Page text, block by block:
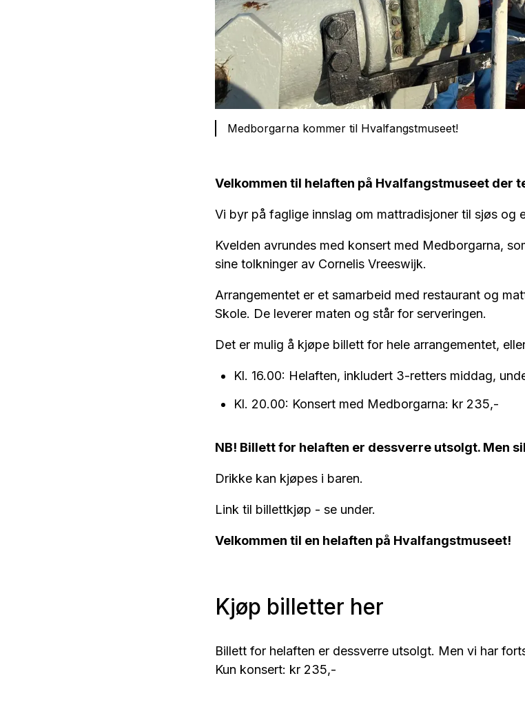
Medborgarna kommer til Hvalfangstmuseet!
Velkommen til helaften på Hvalfangstmuseet der
Vi byr på faglige innslag om mattradisjoner til sjøs og
Kvelden avrundes med konsert med Medborgarna,
sine tolkninger av Cornelis Vreeswijk.
Arrangementet er et samarbeid med restaurant og
Skole. De leverer maten og står for serveringen.
Det er mulig å kjøpe billett for hele arrangementet,
Kl. 16.00: Helaften, inkludert 3-retters middag,
Kl. 20.00: Konsert med Medborgarna: kr 235,-
NB! Billett for helaften er dessverre utsolgt. Men
Drikke kan kjøpes i baren.
Link til billettkjøp - se under.
Velkommen til en helaften på Hvalfangstmuseet!
Kjøp billetter her
Billett for helaften er dessverre utsolgt. Men vi har
Kun konsert: kr 235,-